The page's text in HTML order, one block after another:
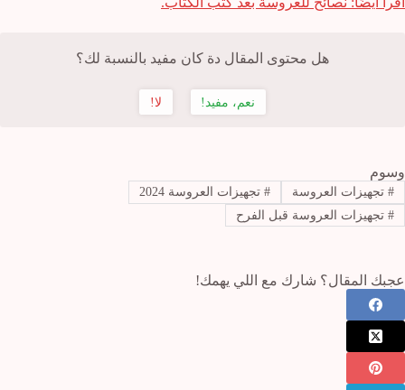
هل محتوى المقال دة كان مفيد بالنسبة لك؟
نعم، مفيد! لا!
وسوم
#تجهيزات العروسة #تجهيزات العروسة 2024
#تجهيزات العروسة قبل الفرح
عجبك المقال؟ شارك مع اللي يهمك!